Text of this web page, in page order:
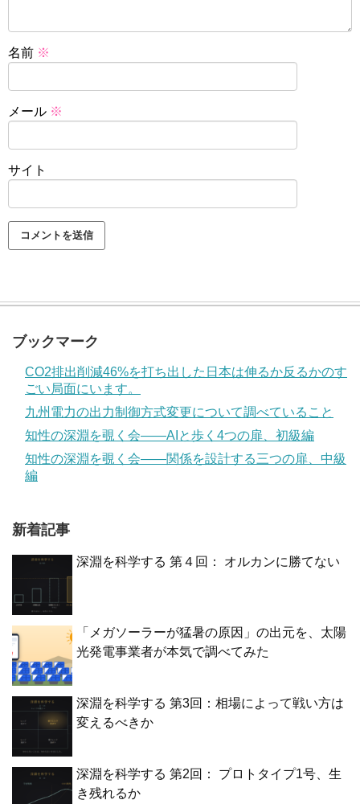
名前 ※
メール ※
サイト
ブックマーク
CO2排出削減46%を打ち出した日本は伸るか反るかのす
ごい局面にいます。
九州電力の出力制御方式変更について調べていること
知性の深淵を覗く会——AIと歩く4つの扉、初級編
知性の深淵を覗く会——関係を設計する三つの扉、中級
編
新着記事
深淵を科学する 第４回： オルカンに勝てない
「メガソーラーが猛暑の原因」の出元を、太陽
光発電事業者が本気で調べてみた
深淵を科学する 第3回：相場によって戦い方は
変えるべきか
深淵を科学する 第2回： プロトタイプ1号、生
き残れるか